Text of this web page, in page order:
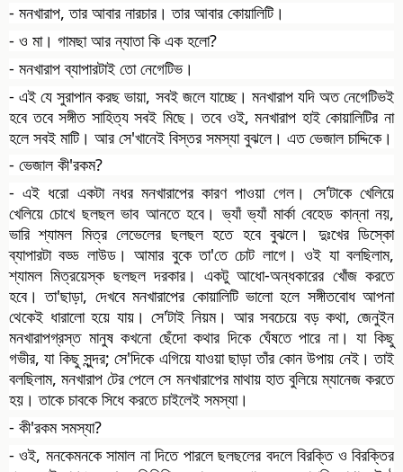
- মনখারাপ, তার আবার নারচার। তার আবার কোয়ালিটি।
- ও মা। গামছা আর ন্যাতা কি এক হলো?
- মনখারাপ ব্যাপারটাই তো নেগেটিভ।
- এই যে সুরাপান করছ ভায়া, সবই জলে যাচ্ছে। মনখারাপ যদি অত নেগেটিভই
হবে তবে সঙ্গীত সাহিত্য সবই মিছে। তবে ওই, মনখারাপ হাই কোয়ালিটির না
হলে সবই মাটি। আর সে'খানেই বিস্তর সমস্যা বুঝলে। এত ভেজাল চাদ্দিকে।
- ভেজাল কী'রকম?
- এই ধরো একটা নধর মনখারাপের কারণ পাওয়া গেল। সে'টাকে খেলিয়ে
খেলিয়ে চোখে ছলছল ভাব আনতে হবে। ভ্যাঁ ভ্যাঁ মার্কা বেহেড কান্না নয়,
ভারি শ্যামল মিত্র লেভেলের ছলছল হতে হবে বুঝলে। দুঃখের ডিস্কো
ব্যাপারটা বড্ড লাউড। আমার বুকে তা'তে চোট লাগে। ওই যা বলছিলাম,
শ্যামল মিত্রয়েস্ক ছলছল দরকার। একটু আধো-অন্ধকারের খোঁজ করতে
হবে। তা'ছাড়া, দেখবে মনখারাপের কোয়ালিটি ভালো হলে সঙ্গীতবোধ আপনা
থেকেই ধারালো হয়ে যায়। সে'টাই নিয়ম। আর সবচেয়ে বড় কথা, জেনুইন
মনখারাপগ্রস্ত মানুষ কখনো ছেঁদো কথার দিকে ঘেঁষতে পারে না। যা কিছু
গভীর, যা কিছু সুন্দর; সে'দিকে এগিয়ে যাওয়া ছাড়া তাঁর কোন উপায় নেই। তাই
বলছিলাম, মনখারাপ টের পেলে সে মনখারাপের মাথায় হাত বুলিয়ে ম্যানেজ করতে
হয়। তাকে চাবকে সিধে করতে চাইলেই সমস্যা।
- কী'রকম সমস্যা?
- ওই, মনকেমনকে সামাল না দিতে পারলে ছলছলের বদলে বিরক্তি ও বিরক্তির